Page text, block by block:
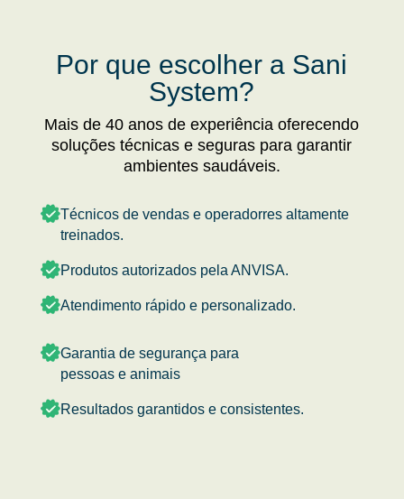
Por que escolher a Sani
System?
Mais de 40 anos de experiência oferecendo
soluções técnicas e seguras para garantir
ambientes saudáveis.
Técnicos de vendas e operadorres altamente
treinados.
Produtos autorizados pela ANVISA.
Atendimento rápido e personalizado.
Garantia de segurança para
pessoas e animais
Resultados garantidos e consistentes.